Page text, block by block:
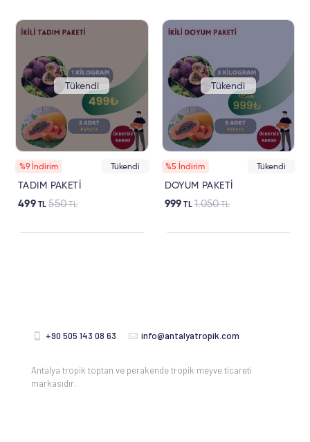
+90 505 143 08 63 info@antalyatropik.com
Antalya tropik toptan ve perakende tropik meyve ticareti
markasıdır.